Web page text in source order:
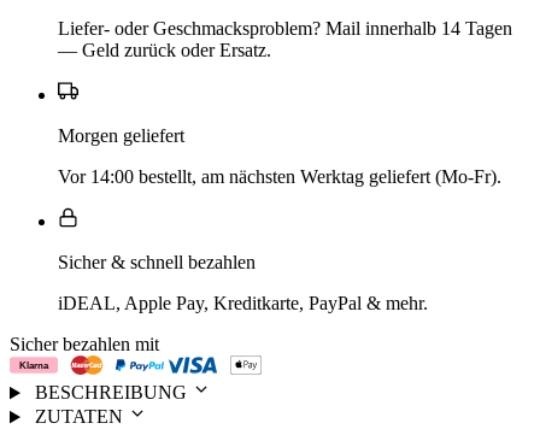
Liefer- oder Geschmacksproblem? Mail innerhalb 14 Tagen
— Geld zurück oder Ersatz.
Morgen geliefert
Vor 14:00 bestellt, am nächsten Werktag geliefert (Mo-Fr).
Sicher & schnell bezahlen
iDEAL, Apple Pay, Kreditkarte, PayPal & mehr.
Sicher bezahlen mit
BESCHREIBUNG
ZUTATEN